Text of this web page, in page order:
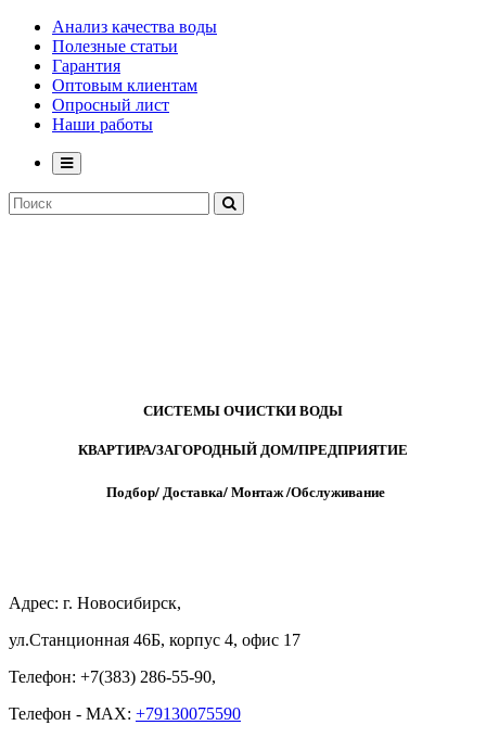
Анализ качества воды
Полезные статьи
Гарантия
Оптовым клиентам
Опросный лист
Наши работы
СИСТЕМЫ ОЧИСТКИ ВОДЫ
КВАРТИРА/ЗАГОРОДНЫЙ ДОМ/ПРЕДПРИЯТИЕ
Подбор/Доставка/Монтаж/Обслуживание
Адрес: г. Новосибирск,
ул.Станционная 46Б, корпус 4, офис 17
Телефон: +7(383) 286-55-90,
Телефон - MAX: +79130075590